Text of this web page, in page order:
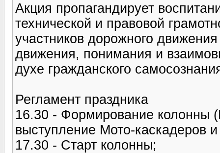
Акция пропагандирует
технической и правовой
участников дорожного
движения, понимания и
духе гражданского
Регламент праздника
16.30 - Формирование колонны
выступление Мото-каскадеров
17.30 - Старт колонны;